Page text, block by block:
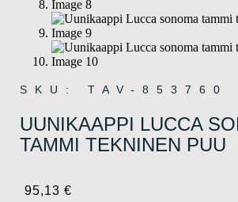
SKU: TAV-853760
UUNIKAAPPI LUCCA
TAMMI TEKNINEN PUU
95,13 €